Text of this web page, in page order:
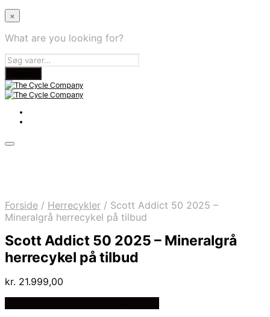
×
What are you looking for?
Forside / Herrecykler / Scott Addict 50 2025 –
Mineralgrå herrecykel på tilbud
Scott Addict 50 2025 – Mineralgrå
herrecykel på tilbud
kr. 21.999,00